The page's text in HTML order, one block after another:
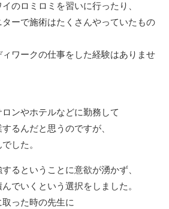
のロミロミを習いに行ったり、
ーで施術はたくさんやっていたもの
ワークの仕事をした経験はありませ
ンやホテルなどに勤務して
るんだと思うのですが、
した。
るということに意欲が湧かず、
でいくという選択をしました。
った時の先生に